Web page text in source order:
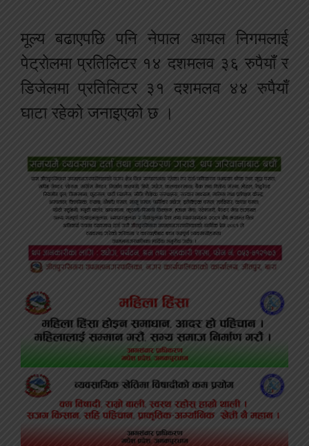
मूल्य बढाएपछि पनि नेपाल आयल निगमलाई
पेट्रोलमा प्रतिलिटर १४ दशमलव ३६ रुपैयाँ र
डिजेलमा प्रतिलिटर ३१ दशमलव ४४ रुपैयाँ
घाटा रहेको जनाइएको छ ।